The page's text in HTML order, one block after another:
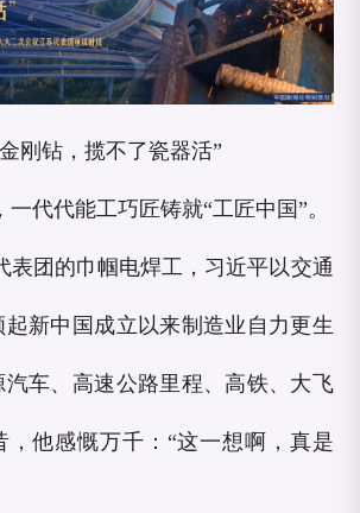
刚钻，揽不了瓷器活”
一代代能工巧匠铸就“工匠中国”。
表团的巾帼电焊工，习近平以交通
新中国成立以来制造业自力更生
车、高速公路里程、高铁、大飞
他感慨万千：“这一想啊，真是